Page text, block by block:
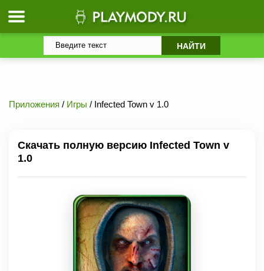
Приложения / Игры / Infected Town v 1.0
Скачать полную версию Infected Town v
1.0